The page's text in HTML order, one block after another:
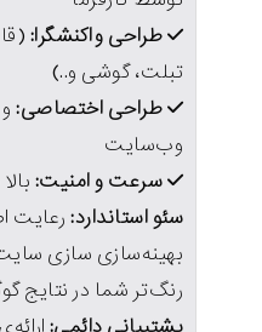
طراحی واکنشگرا:
تبلت، گوشی و..)
طراحی اختصاصی:
وب‌سایت
سرعت و امنیت:
سئو استاندارد: رعایت
بهینه‌سازی سازی
رنگ‌تر شما در نتایج